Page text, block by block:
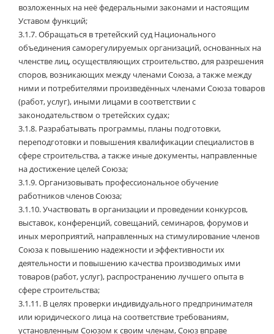
возложенных на неё федеральными законами и настоящим
Уставом функций;
3.1.7.Обращаться в третейский суд Национального
объединения саморегулируемых организаций, основанных на
членстве лиц, осуществляющих строительство, для разрешения
споров, возникающих между членами Союза, а также между
ними и потребителями произведённых членами Союза товаров
(работ, услуг), иными лицами в соответствии с
законодательством о третейских судах;
3.1.8. Разрабатывать программы, планы подготовки,
переподготовки и повышения квалификации специалистов в
сфере строительства, а также иные документы, направленные
на достижение целей Союза;
3.1.9.Организовывать профессиональное обучение
работников членов Союза;
3.1.10.Участвовать в организации и проведении конкурсов,
выставок, конференций, совещаний, семинаров, форумов и
иных мероприятий, направленных на стимулирование членов
Союза к повышению надежности и эффективности их
деятельности и повышению качества производимых ими
товаров (работ, услуг), распространению лучшего опыта в
сфере строительства;
3.1.11. В целях проверки индивидуального предпринимателя
или юридического лица на соответствие требованиям,
установленным Союзом к своим членам, Союз вправе